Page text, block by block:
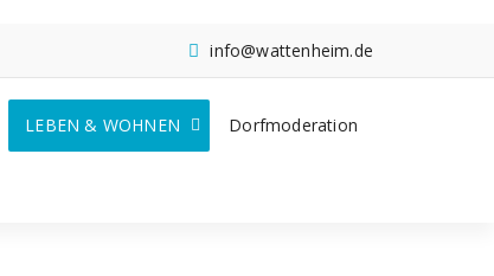
info@wattenheim.de
LEBEN & WOHNEN Dorfmoderation